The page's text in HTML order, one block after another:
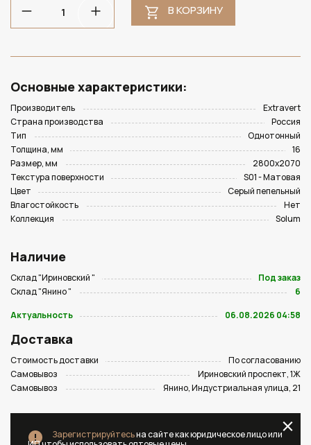
В КОРЗИНУ
Основные характеристики:
Производитель
Extravert
Страна производства
Россия
Тип
Однотонный
Толщина, мм
16
Размер, мм
2800х2070
Текстура поверхности
S01 - Матовая
Цвет
Серый пепельный
Влагостойкость
Нет
Коллекция
Solum
Наличие
Склад "Ириновский "
Под заказ
Склад "Янино "
6
Актуальность
06.08.2026 04:58
Доставка
Стоимость доставки
По согласованию
Самовывоз
Ириновский проспект, 1Ж
Самовывоз
Янино, Индустриальная улица, 21
Зарегистрируйтесьна сайте как юридическое лицо или